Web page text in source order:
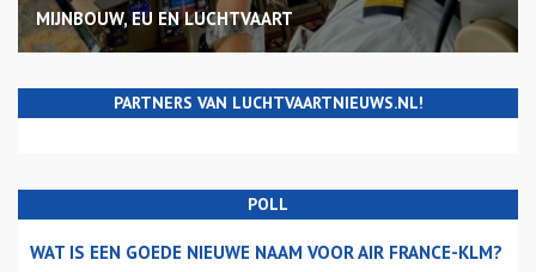
MIJNBOUW, EU EN LUCHTVAART
PARTNERS VAN LUCHTVAARTNIEUWS.NL!
POLL
WAT IS EEN GOEDE NIEUWE NAAM VOOR AIR FRANCE-KLM?